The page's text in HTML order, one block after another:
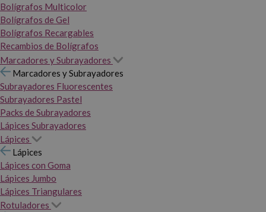
Bolígrafos Multicolor
Bolígrafos de Gel
Bolígrafos Recargables
Recambios de Bolígrafos
Marcadores y Subrayadores
Marcadores y Subrayadores
Subrayadores Fluorescentes
Subrayadores Pastel
Packs de Subrayadores
Lápices Subrayadores
Lápices
Lápices
Lápices con Goma
Lápices Jumbo
Lápices Triangulares
Rotuladores